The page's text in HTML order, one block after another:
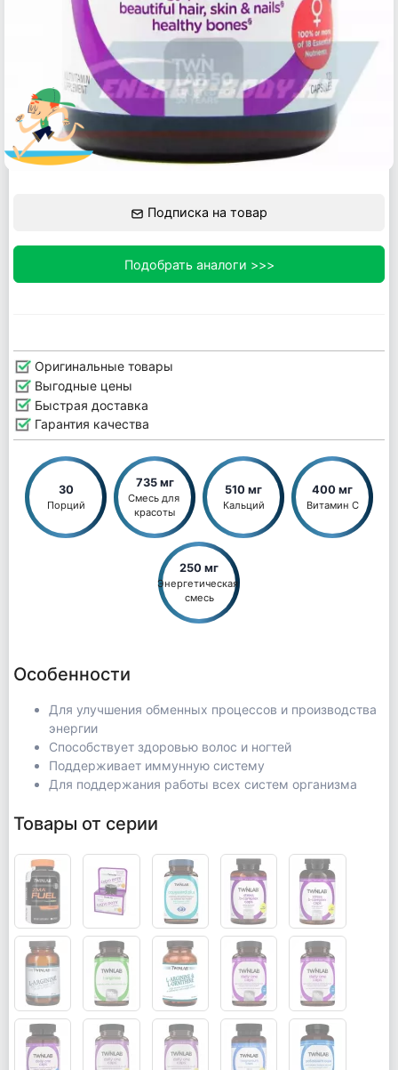
Подписка на товар
Подобрать аналоги >>>
Оригинальные товары
Выгодные цены
Быстрая доставка
Гарантия качества
30
Порций
735 мг
Смесь для
красоты
510 мг
Кальций
400 мг
Витамин С
250 мг
Энергетическая
смесь
Особенности
Для улучшения обменных процессов и производства
энергии
Способствует здоровью волос и ногтей
Поддерживает иммунную систему
Для поддержания работы всех систем организма
Товары от серии